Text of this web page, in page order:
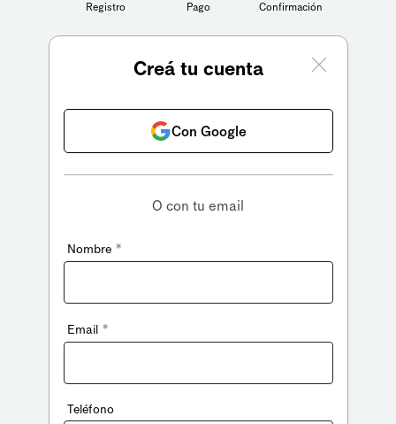
Registro Pago Confirmación
Creá tu cuenta
Con Google
O con tu email
Nombre *
Email *
Teléfono